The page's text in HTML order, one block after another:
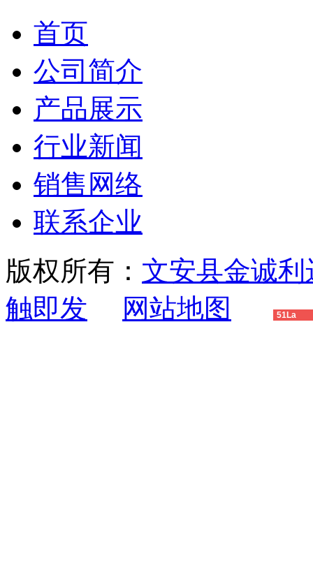
首页
公司简介
产品展示
行业新闻
销售网络
联系企业
版权所有： 文安县金诚
触即发
网站地图 51La